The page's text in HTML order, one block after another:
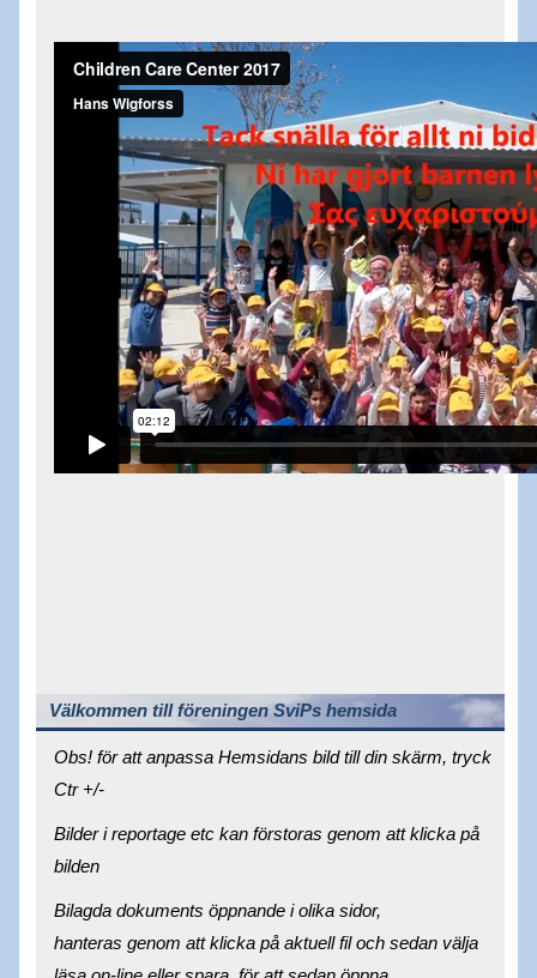
Välkommen till föreningen SviPs hemsida
Obs! för att anpassa Hemsidans bild till din skärm, tryck
Ctr +/-
Bilder i reportage etc kan förstoras genom att klicka på
bilden
Bilagda dokuments öppnande i olika sidor,
hanteras genom att klicka på aktuell fil och sedan välja